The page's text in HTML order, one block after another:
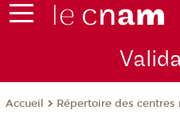
Accueil Répertoire des centres